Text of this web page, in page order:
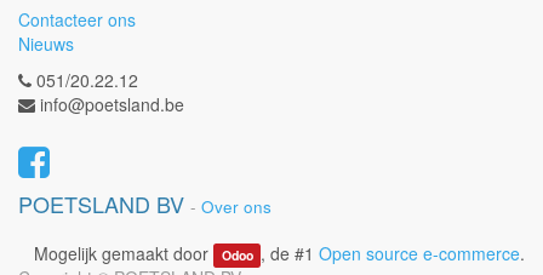
Contacteer ons
Nieuws
051/20.22.12
info@poetsland.be
POETSLAND BV - Over ons
Mogelijk gemaakt door Odoo , de #1 Open source e-commerce.